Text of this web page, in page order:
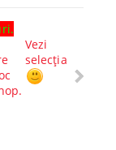
Vezi
selecția